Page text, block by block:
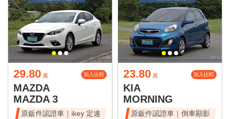
29.80 萬 加入比較
MAZDA
MAZDA 3
原鈑件認證車｜ikey 定速
23.80 萬 加入比較
KIA
MORNING
原鈑件認證車｜倒車顯影